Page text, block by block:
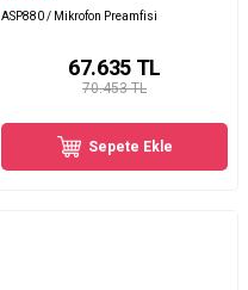
ASP880 / Mikrofon Preamfisi
70.453 TL
67.635TL
Sepete Ekle